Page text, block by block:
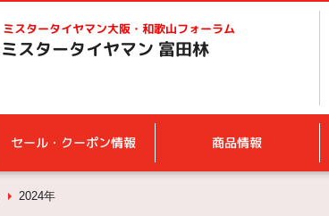
ミスタータイヤマン大阪・和歌山フォーラム
ミスタータイヤマン 富田林
セール・クーポン情報 商品情報
2024年